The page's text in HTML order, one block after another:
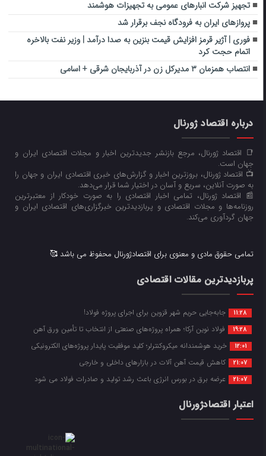
تجهیز شرکت انبارهای عمومی به تجهیزات هوشمند
پروازهای ایران به فرودگاه نجف برقرار شد
فوری | آژیر قرمز افزایش قیمت بنزین به صدا درآمد | وزیر نفت بالاخره
اتمام حجت کرد
انتصاب همزمان ۳ مدیرکل زن در آذربایجان شرقی + اسامی
درباره اقتصاد ژورنال
📑 اقتصاد ژورنال، مرجع بازنشر جدیدترین اخبار و مجلات اقتصادی ایران و
جهان است.
📺 اقتصاد ژورنال، بروزترین اخبار و گزارش‌های خبری اقتصادی ایران و جهان را
به صورت آنلاین، سریع و آسان در اختیار شما قرار می‌‌دهد.
📰 اقتصاد ژورنال، تمامی اخبار اقتصادی را به صورت خودکار از معتبرترین
روزنامه‌ها و مجلات اقتصادی و پربازدیدترین خبرگزاری‌های اقتصادی ایران و
جهان گردآوری می‌کند.
تمامی حقوق مادی و معنوی برای اقتصادژورنال محفوظ می باشد 🥰
پربازدیدترین مقالات اقتصادی
11:28 جابه‌جایی حریم شهر قزوین برای اجرای پروژه فولاد!
19:28 فولاد نوین آرکا؛ همراه پروژه‌های صنعتی از انتخاب تا تأمین ورق آهن
12:01 خرید هوشمندانه میکروکنترلر؛ کلید موفقیت پایدار پروژه‌های الکترونیکی
21:07 کاهش قیمت آهن آلات در بازارهای داخلی و خارجی
21:07 عرضه برق در بورس انرژی باعث رشد تولید و صادرات فولاد می شود
اعتبار اقتصادژورنال